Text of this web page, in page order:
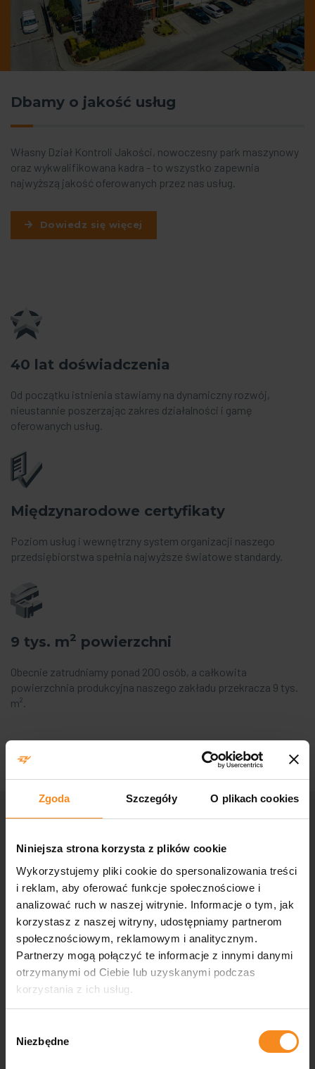
Zgoda Szczegóły O plikach cookies
Niniejsza strona korzysta z plików cookie
Wykorzystujemy pliki cookie do spersonalizowania treści
i reklam, aby oferować funkcje społecznościowe i
analizować ruch w naszej witrynie. Informacje o tym, jak
korzystasz z naszej witryny, udostępniamy partnerom
społecznościowym, reklamowym i analitycznym.
Partnerzy mogą połączyć te informacje z innymi danymi
otrzymanymi od Ciebie lub uzyskanymi podczas
korzystania z ich usług.
zgody
Niezbędne
Dbamy o jakość usług
Własny Dział Kontroli Jakości, nowoczesny park maszynowy
oraz wykwalifikowana kadra - to wszystko zapewnia
najwyższą jakość oferowanych przez nas usług.
Dowiedz się więcej
40 lat doświadczenia
Od początku istnienia stawiamy na dynamiczny rozwój,
nieustannie poszerzając zakres działalności i gamę
oferowanych usług.
Międzynarodowe certyfikaty
Poziom usług i wewnętrzny system organizacji naszego
przedsiębiorstwa spełnia najwyższe światowe standardy.
9 tys. m2 powierzchni
Obecnie zatrudniamy ponad 200 osób, a całkowita
powierzchnia produkcyjna naszego zakładu przekracza 9 tys.
m².